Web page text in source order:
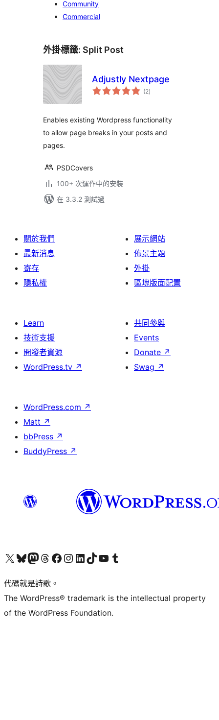
Community
Commercial
外掛標籤: Split Post
Adjustly Nextpage
(2總
評)
Enables existing Wordpress functionality
to allow page breaks in your posts and
pages.
PSDCovers
100+ 次運作中的安裝
在 3.3.2 測試過
關於我們
最新消息
寄存
隱私權
展示網站
佈景主題
外掛
區塊版面配置
Learn
技術支援
開發者資源
WordPress.tv ↗
共同參與
Events
Donate ↗
Swag ↗
WordPress.com ↗
Matt ↗
bbPress ↗
BuddyPress ↗
Visit our X (formerly Twitter) account
Visit our Bluesky account
Visit our Mastodon account
Visit our Threads account
訪問我們的 Facebook 專頁Visit our Instagram account
Visit our LinkedIn account
Visit our TikTok account
Visit our YouTube channel
Visit our Tumblr account
代碼就是詩歌。
The WordPress® trademark is the intellectual property
of the WordPress Foundation.